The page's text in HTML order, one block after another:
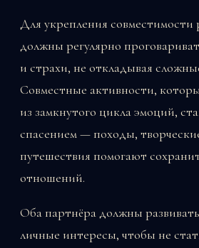
Для укрепления
должны регулярно
и страхи, не откладывая
Совместные активности,
из замкнутого цикла эмоций,
спасением — походы,
путешествия помогают
отношений.
Оба партнёра должны
личные интересы, чтобы не